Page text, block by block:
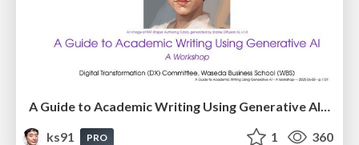
ks91
PRO 1 360